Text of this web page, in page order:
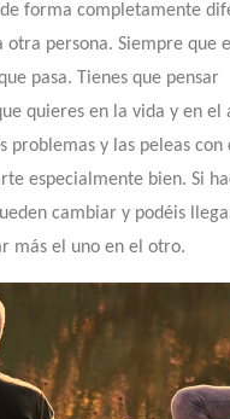
de forma completamente
otra persona. Siempre que
pasa. Tienes que pensar
quieres en la vida y en el
problemas y las peleas con
especialmente bien. Si
cambiar y podéis
más el uno en el otro.